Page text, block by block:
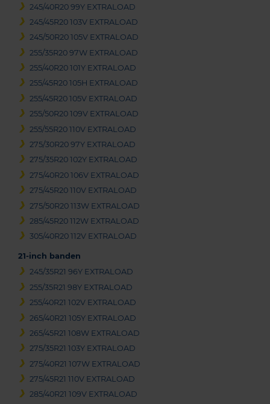
245/40R20 99Y EXTRALOAD
245/45R20 103V EXTRALOAD
245/50R20 105V EXTRALOAD
255/35R20 97W EXTRALOAD
255/40R20 101Y EXTRALOAD
255/45R20 105H EXTRALOAD
255/45R20 105V EXTRALOAD
255/50R20 109V EXTRALOAD
255/55R20 110V EXTRALOAD
275/30R20 97Y EXTRALOAD
275/35R20 102Y EXTRALOAD
275/40R20 106V EXTRALOAD
275/45R20 110V EXTRALOAD
275/50R20 113W EXTRALOAD
285/45R20 112W EXTRALOAD
305/40R20 112V EXTRALOAD
21-inch banden
245/35R21 96Y EXTRALOAD
255/35R21 98Y EXTRALOAD
255/40R21 102V EXTRALOAD
265/40R21 105Y EXTRALOAD
265/45R21 108W EXTRALOAD
275/35R21 103Y EXTRALOAD
275/40R21 107W EXTRALOAD
275/45R21 110V EXTRALOAD
285/40R21 109V EXTRALOAD